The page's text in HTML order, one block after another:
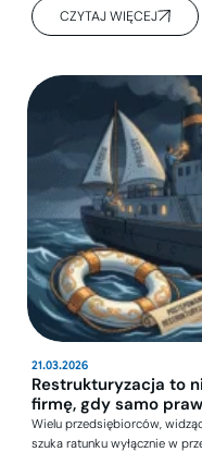
CZYTAJ WIĘCEJ
21.03.2026
Restrukturyzacja to
firmę, gdy samo
Wielu przedsiębiorców,
szuka ratunku wyłącznie w